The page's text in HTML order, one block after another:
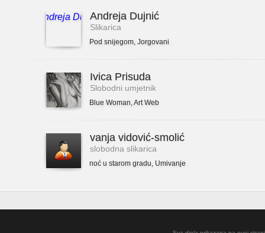
Andreja Dujnić
Slikarica
Pod snijegom, Jorgovani
Ivica Prisuda
Slobodni umjetnik
Blue Woman,Art Web
vanja vidović-smolić
slobodna slikarica
noć u starom gradu, Umivanje